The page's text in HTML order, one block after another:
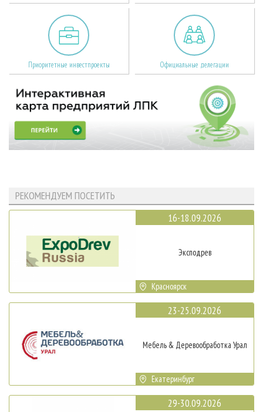
Приоритетные инвестпроекты Официальные делегации
РЕКОМЕНДУЕМ ПОСЕТИТЬ
16-18.09.2026
Эксподрев
Красноярск
23-25.09.2026
Мебель & Деревообработка Урал
Екатеринбург
29-30.09.2026